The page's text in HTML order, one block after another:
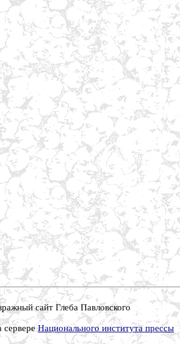
сайт Глеба Павловского
сервереНационального института прессы